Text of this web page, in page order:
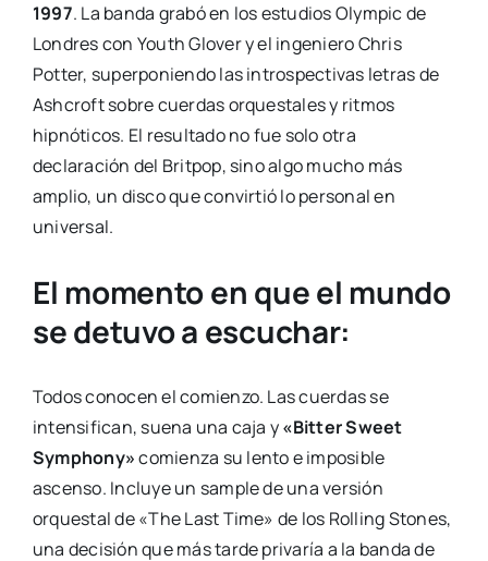
1997. La banda grabó en los estudios Olympic de
Londres con Youth Glover y el ingeniero Chris
Potter, superponiendo las introspectivas letras de
Ashcroft sobre cuerdas orquestales y ritmos
hipnóticos. El resultado no fue solo otra
declaración del Britpop, sino algo mucho más
amplio, un disco que convirtió lo personal en
universal.
El momento en que el mundo
se detuvo a escuchar:
Todos conocen el comienzo. Las cuerdas se
intensifican, suena una caja y«Bitter Sweet
Symphony»comienza su lento e imposible
ascenso. Incluye un sample de una versión
orquestal de «The Last Time» de los Rolling Stones,
una decisión que más tarde privaría a la banda de